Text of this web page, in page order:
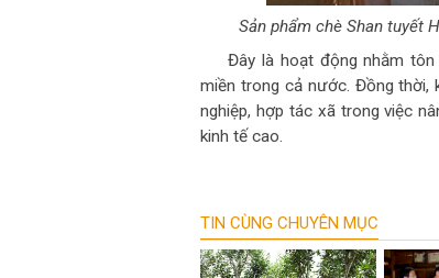
Sản phẩm chè Shan tuyết
Đây là hoạt động nhằm
miền trong cả nước. Đồng thời,
nghiệp, hợp tác xã trong việc
kinh tế cao.
TIN CÙNG CHUYÊN MỤC